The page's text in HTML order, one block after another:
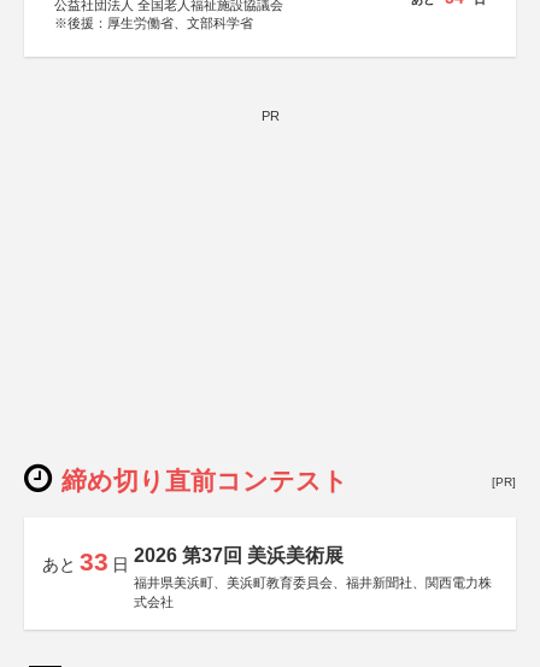
公益社団法人 全国老人福祉施設協議会
※後援：厚生労働省、文部科学省
PR
締め切り直前コンテスト [PR]
あと 33 日 2026 第37回 美浜美術展
福井県美浜町、美浜町教育委員会、福井新聞社、関西電力株
式会社